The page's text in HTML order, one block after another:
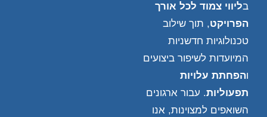
בליווי צמוד לכל אורך
הפרויקט, תוך שילוב
טכנולוגיות חדשניות
המיועדות לשיפור ביצועים
והפחתת עלויות
תפעוליות. עבור ארגונים
השואפים למצוינות, אנו